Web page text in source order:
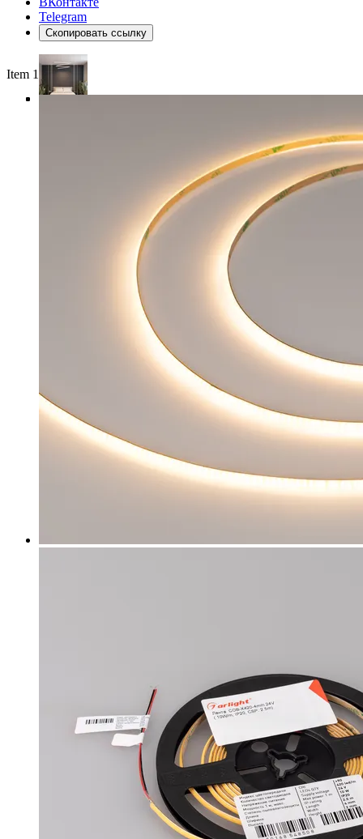
Telegram
Скопировать ссылку
Item 1 of 4